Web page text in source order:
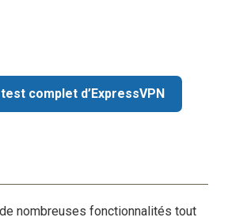
complet d’ExpressVPN
nombreuses fonctionnalités tout